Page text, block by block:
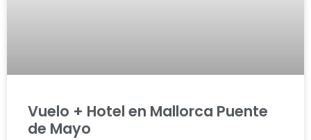
Vuelo + Hotel en Mallorca Puente
de Mayo